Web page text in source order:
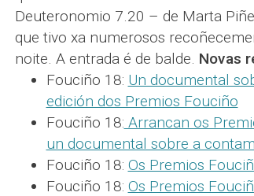
Deuteronomio 7.20 – de Marta
que tivo xa numerosos
noite. A entrada é de balde. Novas
Fouciño 18: Un documental
edición dos Premios Fouciño
Fouciño 18: Arrancan os
un documental sobre a
Fouciño 18: Os Premios
Fouciño 18: Os Premios